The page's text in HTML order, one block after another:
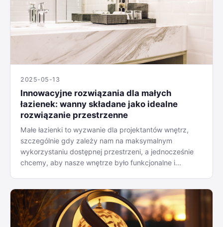
2025-05-13
Innowacyjne rozwiązania dla małych
łazienek: wanny składane jako idealne
rozwiązanie przestrzenne
Małe łazienki to wyzwanie dla projektantów wnętrz,
szczególnie gdy zależy nam na maksymalnym
wykorzystaniu dostępnej przestrzeni, a jednocześnie
chcemy, aby nasze wnętrze było funkcjonalne i...